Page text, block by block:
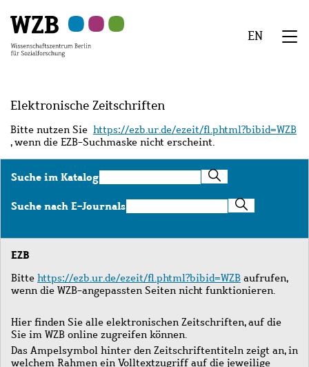
Hauptinhalt
springen
Navigation
springen
Suche
springen
Sekundärnavigation
springen
Fußzeile
springen
EN
Elektronische Zeitschriften
Bitte nutzen Sie https://ezb.ur.de/ezeit/fl.phtml?bibid=WZB
, wenn die EZB-Suchmaske nicht erscheint.
Suche im KatalogSuche
im
Katalog
Suche nach E-JournalsSuche
nach
Journals
EZB
Bitte https://ezb.ur.de/ezeit/fl.phtml?bibid=WZB aufrufen,
wenn die WZB-angepassten Seiten nicht funktionieren.
Hier finden Sie alle elektronischen Zeitschriften, auf die
Sie im WZB online zugreifen können.
Das Ampelsymbol hinter den Zeitschriftentiteln zeigt an, in
welchem Rahmen ein Volltextzugriff auf die jeweilige